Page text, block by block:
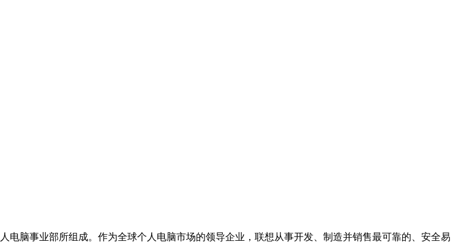
脑事业部所组成。作为全球个人电脑市场的领导企业，联想从事开发、制造并销售最可靠的、安全易